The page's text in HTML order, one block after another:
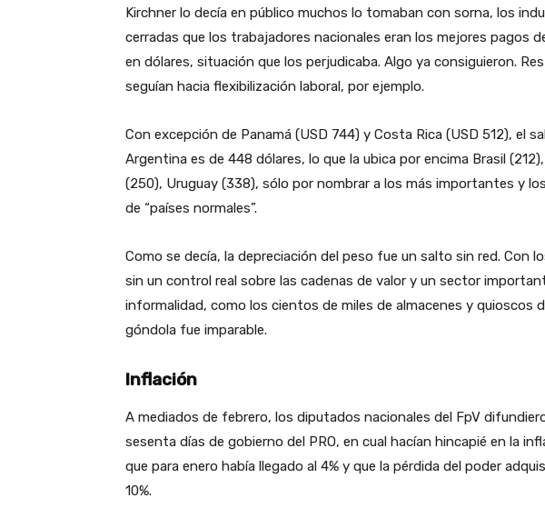
Kirchner lo decía en público muchos lo tomaban con sorna, los
cerradas que los trabajadores nacionales eran los mejores pagos
en dólares, situación que los perjudicaba. Algo ya consiguieron.
seguían hacia flexibilización laboral, por ejemplo.
Con excepción de Panamá (USD 744) y Costa Rica (USD 512), el
Argentina es de 448 dólares, lo que la ubica por encima Brasil
(250), Uruguay (338), sólo por nombrar a los más importantes y
de “países normales”.
Como se decía, la depreciación del peso fue un salto sin red. Con
sin un control real sobre las cadenas de valor y un sector
informalidad, como los cientos de miles de almacenes y quioscos
góndola fue imparable.
Inflación
A mediados de febrero, los diputados nacionales del FpV
sesenta días de gobierno del PRO, en cual hacían hincapié en la
que para enero había llegado al 4% y que la pérdida del poder
10%.